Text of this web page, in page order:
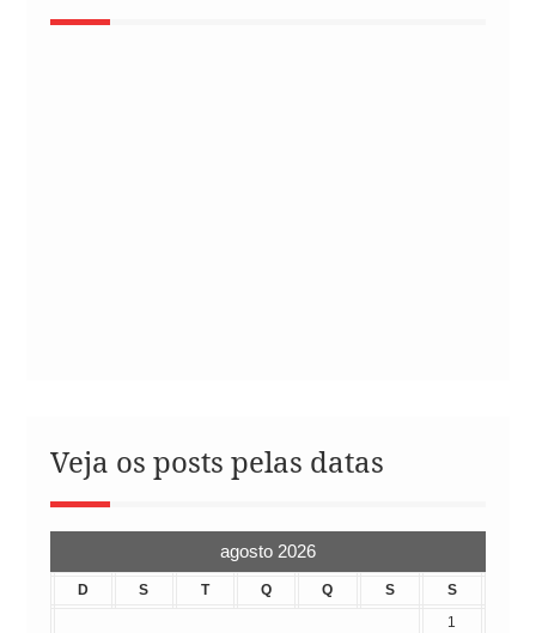
Veja os posts pelas datas
agosto 2026
D S T Q Q S
S
1